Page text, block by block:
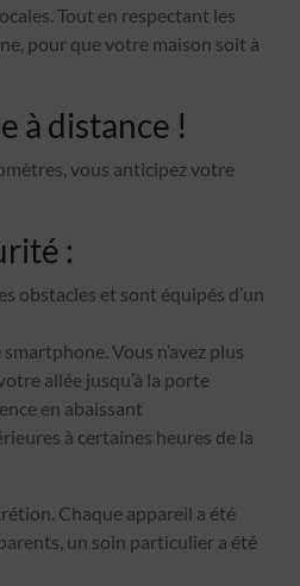
Tout en respectant les
pour que votre maison soit à
à distance !
vous anticipez votre
:
obstacles et sont équipés d’un
Vous n’avez plus
allée jusqu’à la porte
en abaissant
à certaines heures de la
Chaque appareil a été
un soin particulier a été